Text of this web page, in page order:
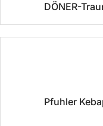
DÖNER-
Pfuhler